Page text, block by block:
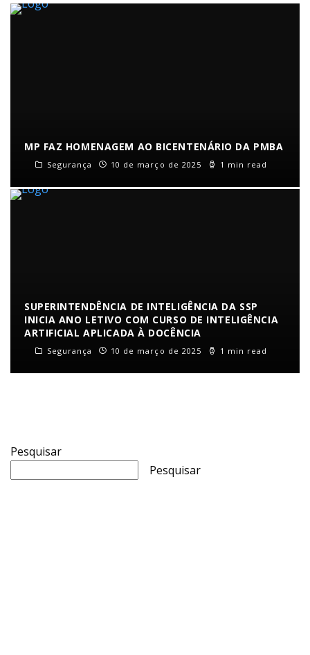
MP FAZ HOMENAGEM AO BICENTENÁRIO DA PMBA
Segurança 10 de março de 2025 1 min read
SUPERINTENDÊNCIA DE INTELIGÊNCIA DA SSP
INICIA ANO LETIVO COM CURSO DE INTELIGÊNCIA
ARTIFICIAL APLICADA À DOCÊNCIA
Segurança 10 de março de 2025 1 min read
Pesquisar
Pesquisar